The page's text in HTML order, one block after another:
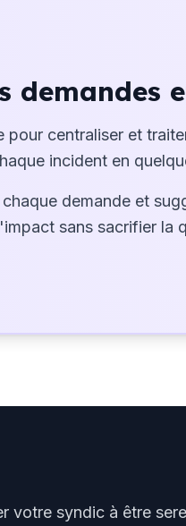
demandes
pour centraliser et
incident en
demande et
sans sacrifier la
votre syndic à être